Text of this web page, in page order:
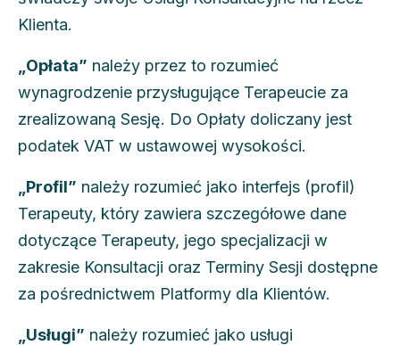
Klienta.
„Opłata” należy przez to rozumieć
wynagrodzenie przysługujące Terapeucie za
zrealizowaną Sesję. Do Opłaty doliczany jest
podatek VAT w ustawowej wysokości.
„Profil” należy rozumieć jako interfejs (profil)
Terapeuty, który zawiera szczegółowe dane
dotyczące Terapeuty, jego specjalizacji w
zakresie Konsultacji oraz Terminy Sesji dostępne
za pośrednictwem Platformy dla Klientów.
„Usługi” należy rozumieć jako usługi